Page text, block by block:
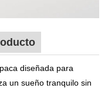
diseñada para
un sueño tranquilo sin